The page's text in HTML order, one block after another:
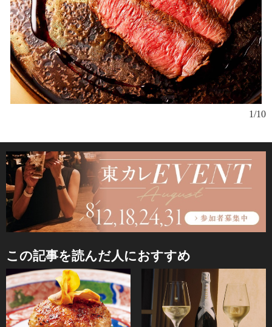
1/10
この記事を読んだ人におすすめ